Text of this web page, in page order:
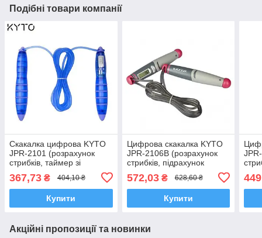
Подібні товари компанії
Скакалка цифрова KYTO
JPR-2101 (розрахунок
стрибків, таймер зі
годинник)
367,73 ₴ 404,10 ₴
Купити
Цифрова скакалка KYTO
JPR-2106B (розрахунок
стрибків, підрахунок
спалюється, таймер,
годинник)
572,03₴ 628,60 ₴
Купити
Акційні пропозиції та новинки